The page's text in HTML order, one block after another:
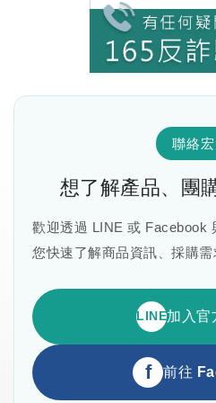
聯絡
想了解產品、團
歡迎透過 LINE 或 Facebook
您快速了解商品資訊、採購需
LINE加入官
f 前往